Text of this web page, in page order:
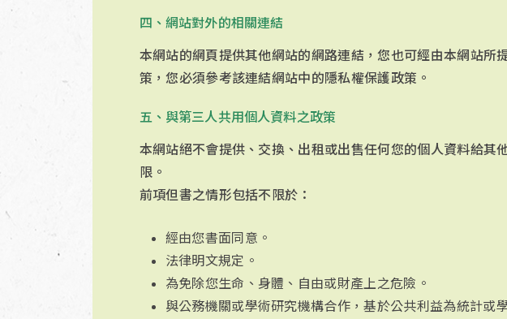
四、網站對外的相關連結
本網站的網頁提供其他網站的網路連結，您也可經由本網站
策，您必須參考該連結網站中的隱私權保護政策。
五、與第三人共用個人資料之政策
本網站絕不會提供、交換、出租或出售任何您的個人資料給
限。
前項但書之情形包括不限於：
經由您書面同意。
法律明文規定。
為免除您生命、身體、自由或財產上之危險。
與公務機關或學術研究機構合作，基於公共利益為統計